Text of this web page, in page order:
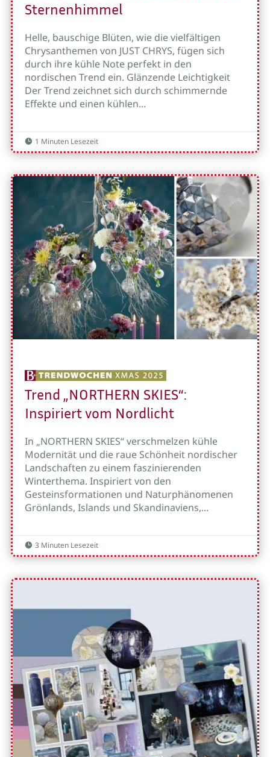
Sternenhimmel
Helle, bauschige Blüten, wie die vielfältigen
Chrysanthemen von JUST CHRYS, fügen sich
durch ihre kühle Note perfekt in den
nordischen Trend ein. Glänzende Leichtigkeit
Der Trend zeichnet sich durch schimmernde
Effekte und einen kühlen...
 1 Minuten Lesezeit
Trend „NORTHERN SKIES“:
Inspiriert vom Nordlicht
In „NORTHERN SKIES“ verschmelzen kühle
Modernität und die raue Schönheit nordischer
Landschaften zu einem faszinierenden
Winterthema. Inspiriert von den
Gesteinsformationen und Naturphänomenen
Grönlands, Islands und Skandinaviens,...
 3 Minuten Lesezeit